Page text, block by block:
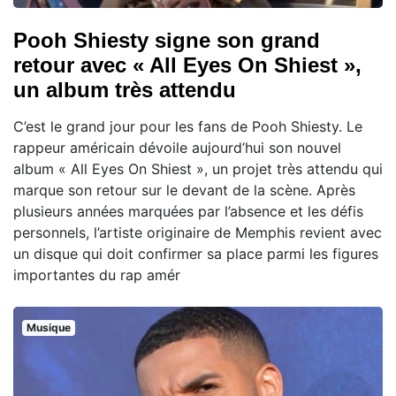
Pooh Shiesty signe son grand
retour avec « All Eyes On Shiest »,
un album très attendu
C’est le grand jour pour les fans de Pooh Shiesty. Le
rappeur américain dévoile aujourd’hui son nouvel
album « All Eyes On Shiest », un projet très attendu qui
marque son retour sur le devant de la scène. Après
plusieurs années marquées par l’absence et les défis
personnels, l’artiste originaire de Memphis revient avec
un disque qui doit confirmer sa place parmi les figures
importantes du rap amér
Musique